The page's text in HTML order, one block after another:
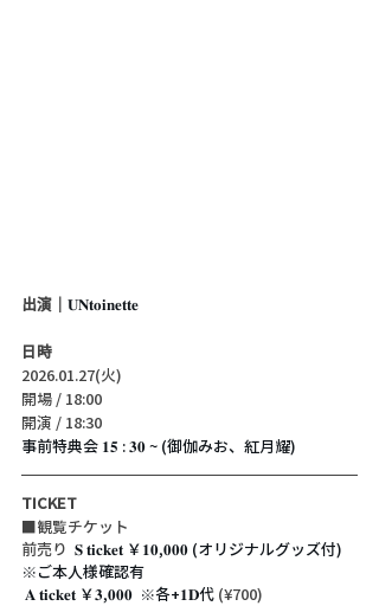
出演｜ 𝐔𝐍𝐭𝐨𝐢𝐧𝐞𝐭𝐭𝐞
日時
2026.01.27(火)
開場 / 18:00
開演 / 18:30
事前特典会 𝟏𝟓 : 𝟑𝟎 ~ (御伽みお、紅月耀)
TICKET
■観覧チケット
前売り 𝐒 𝐭𝐢𝐜𝐤𝐞𝐭 ￥𝟏𝟎,𝟎𝟎𝟎 (オリジナルグッズ付)
※ご本人様確認有
𝐀 𝐭𝐢𝐜𝐤𝐞𝐭 ￥𝟑,𝟎𝟎𝟎  ※各+𝟏𝐃代 (¥700)